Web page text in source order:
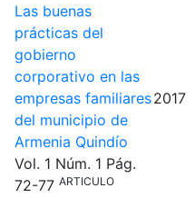
Las buenas
prácticas del
gobierno
corporativo en las
empresas familiares
del municipio de
Armenia Quindío
Vol. 1 Núm. 1 Pág.
72-77 ARTICULO
2017